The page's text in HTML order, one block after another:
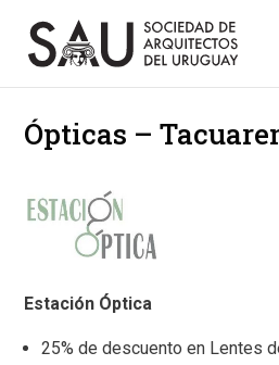
Ópticas –
Estación Óptica
25% de descuento en Lentes